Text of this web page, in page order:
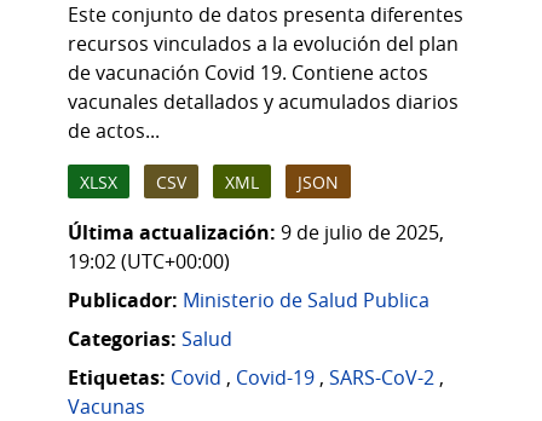
Este conjunto de datos presenta diferentes
recursos vinculados a la evolución del plan
de vacunación Covid 19. Contiene actos
vacunales detallados y acumulados diarios
de actos...
XLSX CSV XML JSON
Última actualización: 9 de julio de 2025,
19:02 (UTC+00:00)
Publicador: Ministerio de Salud Publica
Categorias: Salud
Etiquetas: Covid , Covid-19 , SARS-CoV-2 ,
Vacunas